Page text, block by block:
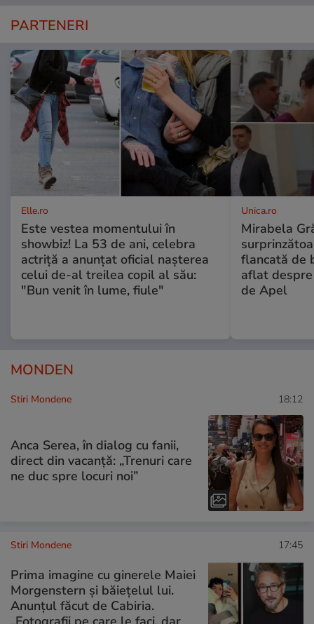
PARTENERI
Elle.ro
Este vestea momentului în
showbiz! La 53 de ani, celebra
actriță a anunțat oficial nașterea
celui de-al treilea copil al său:
"Bun venit în lume, fiule"
Unica.ro
Mirabela
flancată de
aflat
de Apel
MONDEN
Stiri Mondene 18:12
Anca Serea, în dialog cu fanii,
direct din vacanță: „Trenuri care
ne duc spre locuri noi”
Stiri Mondene 17:45
Prima imagine cu ginerele Maiei
Morgenstern și băiețelul lui.
Anunțul făcut de Cabiria.